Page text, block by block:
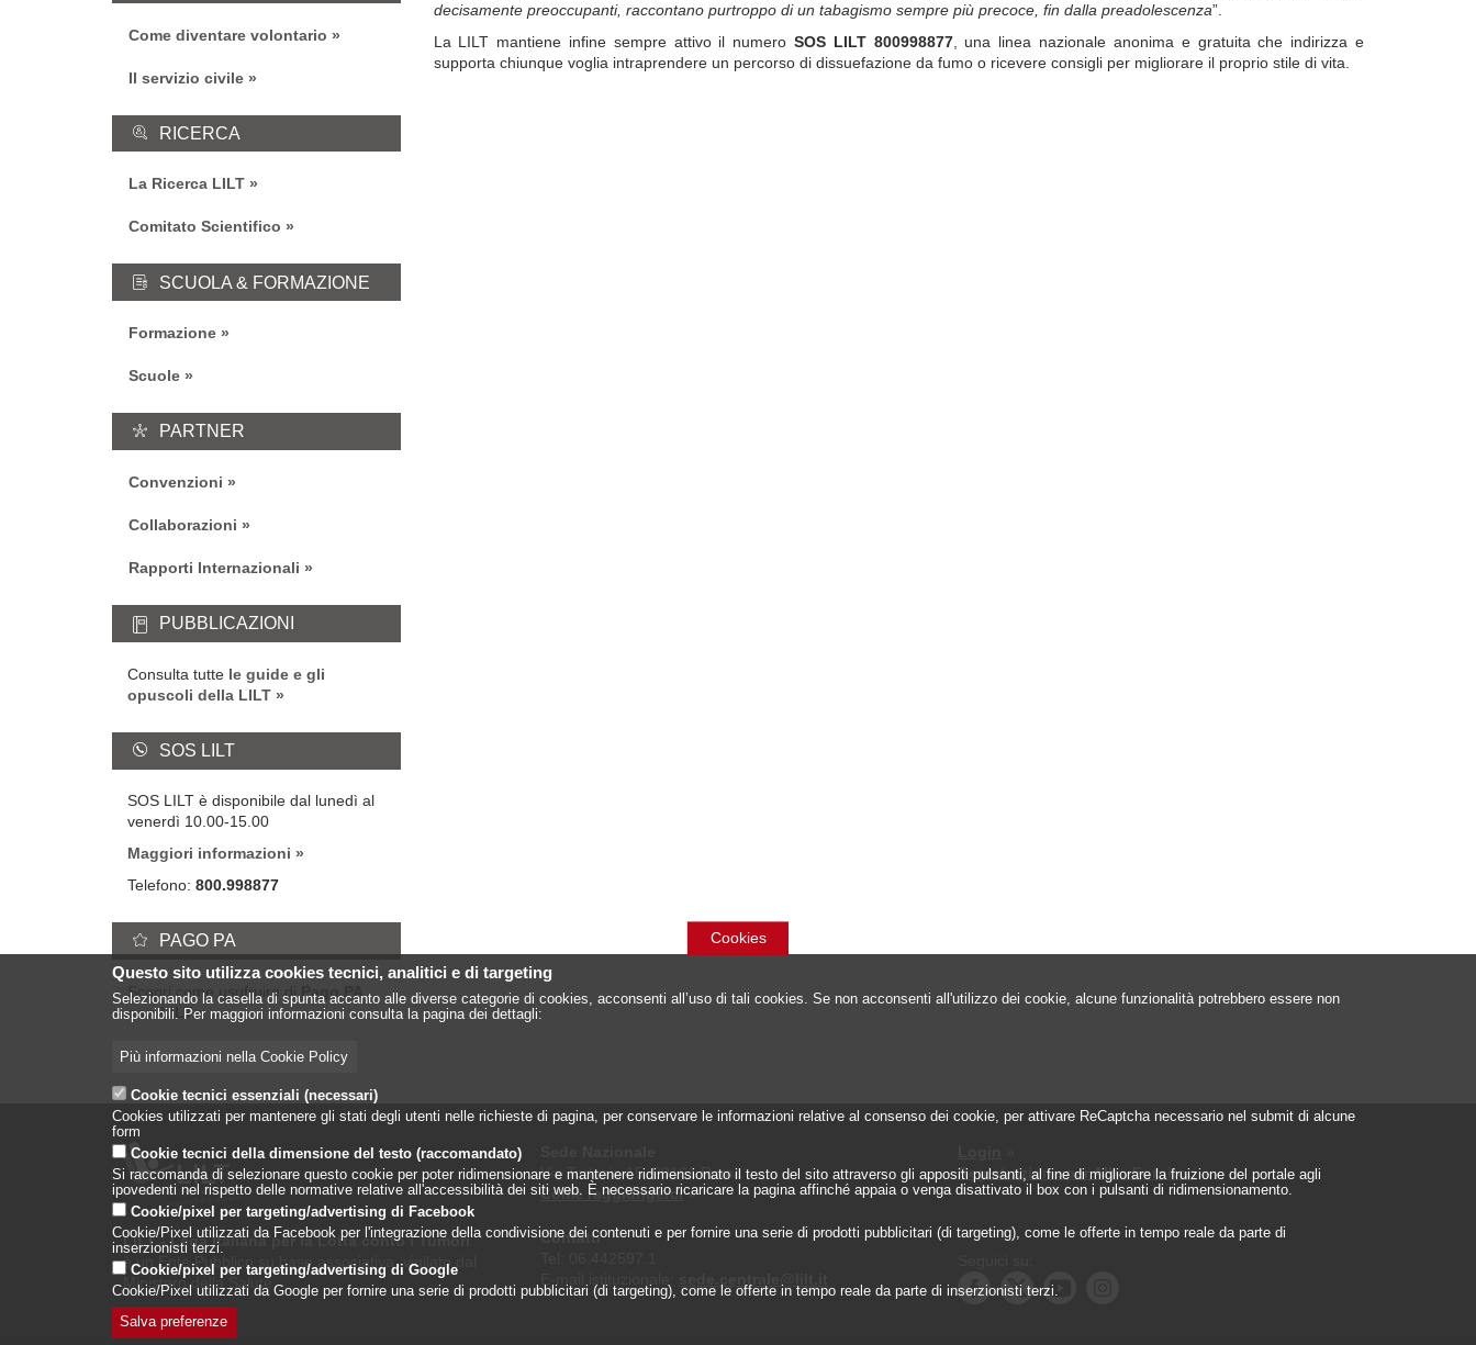
Come diventare volontario
Il servizio civile
RICERCA
La Ricerca LILT
Comitato Scientifico
SCUOLA & FORMAZIONE
Formazione
Scuole
PARTNER
Convenzioni
Collaborazioni
Rapporti Internazionali
PUBBLICAZIONI
Consulta tutte le guide e gli
opuscoli della LILT
SOS LILT
SOS LILT è disponibile dal lunedì al
venerdì 10.00-15.00
Maggiori informazioni
Telefono: 800.998877
PAGO PA
Scopri come usufruire di
Pago PA
con LILT
decisamente preoccupanti, raccontano purtroppo di un tabagismo sempre più precoce, fin dalla preadolescenza”.
La LILT mantiene infine sempre attivo il numeroSOS LILT 800998877, una linea nazionale anonima e gratuita che indirizza e
supporta chiunque voglia intraprendere un percorso di dissuefazione da fumo o ricevere consigli per migliorare il proprio stile di vita.
LILT - Lega Italiana per la Lotta conto i Tumori
è un Ente Pubblico su base associativa, vigilato dal
Ministero della Salute
Via Torlonia 15, 00161 Roma
Come raggiungerci»
Contatti
Registrazione per Albo Fornitori»
Cookies
Questo sito utilizza cookies tecnici, analitici e di targeting
Selezionando la casella di spunta accanto alle diverse categorie di cookies, acconsenti all’uso di tali cookies. Se non acconsenti all'utilizzo dei cookie, alcune funzionalità potrebbero essere non
disponibili. Per maggiori informazioni consulta la pagina dei dettagli:
Più informazioni nella Cookie Policy
Cookie tecnici essenziali (necessari)
Cookies utilizzati per mantenere gli stati degli utenti nelle richieste di pagina, per conservare le informazioni relative al consenso dei cookie, per attivare ReCaptcha necessario nel submit di alcune
form
Cookie tecnici della dimensione del testo (raccomandato)
Si raccomanda di selezionare questo cookie per poter ridimensionare e mantenere ridimensionato il testo del sito attraverso gli appositi pulsanti, al fine di migliorare la fruizione del portale agli
ipovedenti nel rispetto delle normative relative all'accessibilità dei siti web. È necessario ricaricare la pagina affinché appaia o venga disattivato il box con i pulsanti di ridimensionamento.
Cookie/pixel per targeting/advertising di Facebook
Cookie/Pixel utilizzati da Facebook per l'integrazione della condivisione dei contenuti e per fornire una serie di prodotti pubblicitari (di targeting), come le offerte in tempo reale da parte di
inserzionisti terzi.
Cookie/pixel per targeting/advertising di Google
Cookie/Pixel utilizzati da Google per fornire una serie di prodotti pubblicitari (di targeting), come le offerte in tempo reale da parte di inserzionisti terzi.
Salva preferenze